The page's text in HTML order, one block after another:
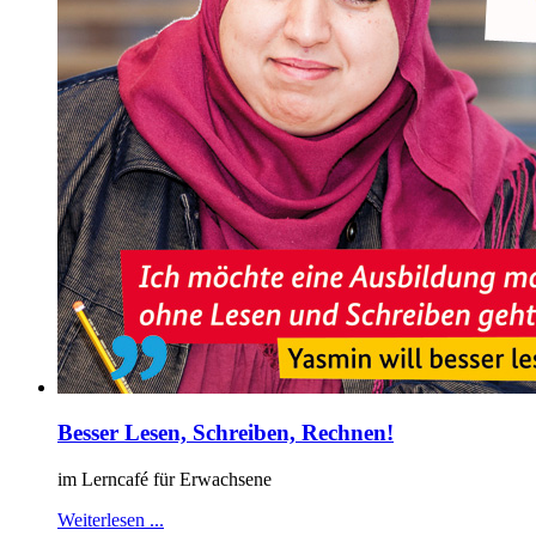
Besser Lesen, Schreiben, Rechnen!
im Lerncafé für Erwachsene
Weiterlesen ...